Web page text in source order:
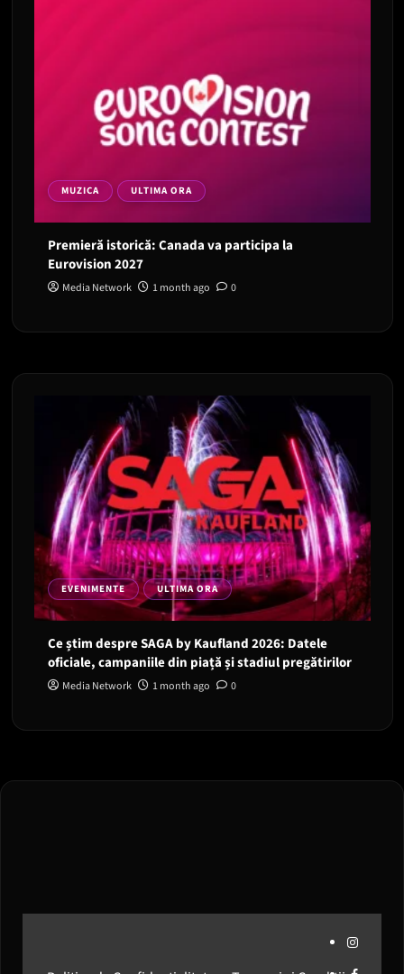
MUZICA ULTIMA ORA
Premieră istorică: Canada va participa la
Eurovision 2027
Media Network 1 month ago 0
EVENIMENTE ULTIMA ORA
Ce știm despre SAGA by Kaufland 2026: Datele
oficiale, campaniile din piață și stadiul pregătirilor
Media Network 1 month ago 0
Instagram